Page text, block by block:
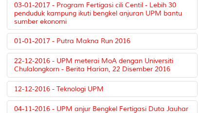
03-01-2017 - Program Fertigasi cili Centil - Lebih 30
penduduk kampung ikuti bengkel anjuran UPM bantu
sumber ekonomi
01-01-2017 - Putra Makna Run 2016
22-12-2016 - UPM meterai MoA dengan Universiti
Chulalongkorn - Berita Harian, 22 Disember 2016
12-12-2016 - Teknologi UPM
04-11-2016 - UPM anjur Bengkel Fertigasi Duta Jauhar